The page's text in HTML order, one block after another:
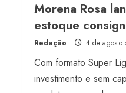
Morena Rosa
estoque
Redação 4 de agosto
Com formato Super
investimento e sem